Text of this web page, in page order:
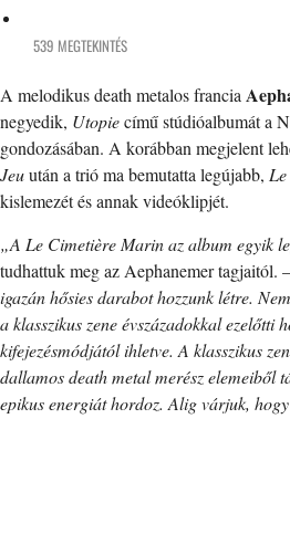
539 MEGTEKINTÉS
A melodikus death metalos francia
negyedik, Utopiecímű stúdióalbumát a
gondozásában. A korábban megjelent
Jeuután a trió ma bemutatta legújabb,
kislemezét és annak videóklipjét.
„A Le Cimetière Marin az album egyik
tudhattuk meg az Aephanemer tagjaitól. –
igazán hősies darabot hozzunk létre.
a klasszikus zene évszázadokkal ezelőtti
kifejezésmódjától ihletve. A klasszikus
dallamos death metal merész elemeiből
epikus energiát hordoz. Alig várjuk,